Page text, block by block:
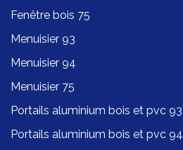
Fenêtre bois 75
Menuisier 93
Menuisier 94
Menuisier 75
Portails aluminium bois et pvc 93
Portails aluminium bois et pvc 94